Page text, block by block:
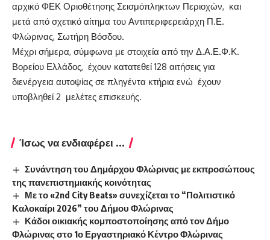
αρχικό ΦΕΚ Οριοθέτησης Σεισμόπληκτων Περιοχών, και
μετά από σχετικό αίτημα του Αντιπεριφερειάρχη Π.Ε.
Φλώρινας, Σωτήρη Βόσδου.
Μέχρι σήμερα, σύμφωνα με στοιχεία από την Δ.Α.Ε.Φ.Κ.
Βορείου Ελλάδος, έχουν κατατεθεί 128 αιτήσεις για
διενέργεια αυτοψίας σε πληγέντα κτήρια ενώ έχουν
υποβληθεί 2 μελέτες επισκευής.
Ίσως να ενδιαφέρει ...
Συνάντηση του Δημάρχου Φλώρινας με εκπροσώπους
της πανεπιστημιακής κοινότητας
Με το «2nd City Beats» συνεχίζεται το “Πολιτιστικό
Καλοκαίρι 2026” του Δήμου Φλώρινας
Κάδοι οικιακής κομποστοποίησης από τον Δήμο
Φλώρινας στο 1ο Εργαστηριακό Κέντρο Φλώρινας